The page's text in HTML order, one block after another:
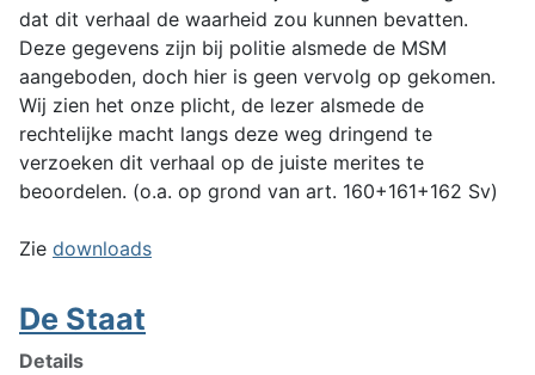
dat dit verhaal de waarheid zou kunnen bevatten.
Deze gegevens zijn bij politie alsmede de MSM
aangeboden, doch hier is geen vervolg op gekomen.
Wij zien het onze plicht, de lezer alsmede de
rechtelijke macht langs deze weg dringend te
verzoeken dit verhaal op de juiste merites te
beoordelen. (o.a. op grond van art. 160+161+162 Sv)
Zie downloads
De Staat
Details